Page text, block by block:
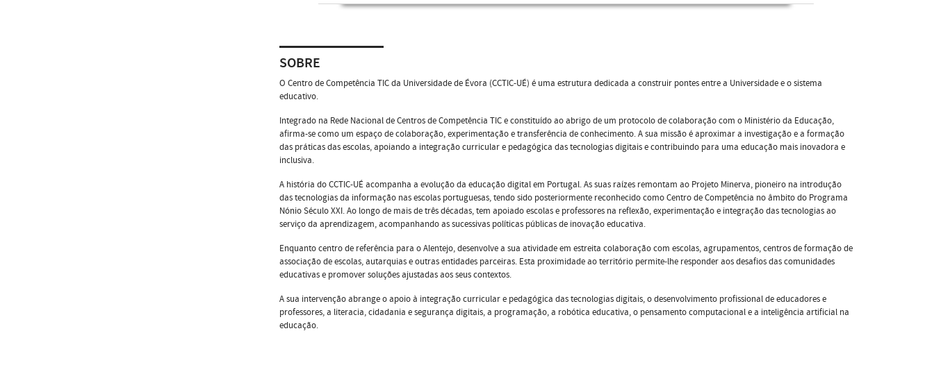
SOBRE
O Centro de Competência TIC da Universidade de Évora (CCTIC-UÉ) é uma estrutura dedicada a construir pontes entre a Universidade e o sistema
educativo.
Integrado na Rede Nacional de Centros de Competência TIC e constituído ao abrigo de um protocolo de colaboração com o Ministério da Educação,
afirma-se como um espaço de colaboração, experimentação e transferência de conhecimento. A sua missão é aproximar a investigação e a formação
das práticas das escolas, apoiando a integração curricular e pedagógica das tecnologias digitais e contribuindo para uma educação mais inovadora e
inclusiva.
A história do CCTIC-UÉ acompanha a evolução da educação digital em Portugal. As suas raízes remontam ao Projeto Minerva, pioneiro na introdução
das tecnologias da informação nas escolas portuguesas, tendo sido posteriormente reconhecido como Centro de Competência no âmbito do Programa
Nónio Século XXI. Ao longo de mais de três décadas, tem apoiado escolas e professores na reflexão, experimentação e integração das tecnologias ao
serviço da aprendizagem, acompanhando as sucessivas políticas públicas de inovação educativa.
Enquanto centro de referência para o Alentejo, desenvolve a sua atividade em estreita colaboração com escolas, agrupamentos, centros de formação de
associação de escolas, autarquias e outras entidades parceiras. Esta proximidade ao território permite-lhe responder aos desafios das comunidades
educativas e promover soluções ajustadas aos seus contextos.
A sua intervenção abrange o apoio à integração curricular e pedagógica das tecnologias digitais, o desenvolvimento profissional de educadores e
professores, a literacia, cidadania e segurança digitais, a programação, a robótica educativa, o pensamento computacional e a inteligência artificial na
educação.